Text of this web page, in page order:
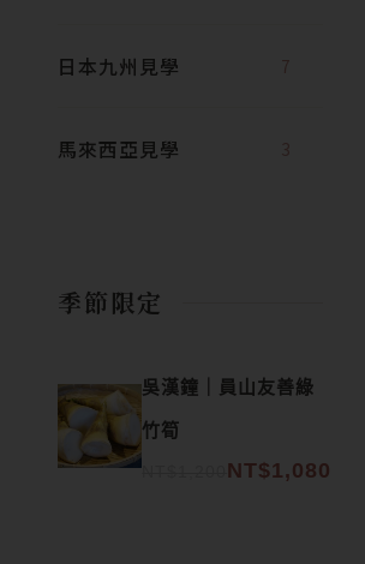
日本九州見學 7
馬來西亞見學 3
季節限定
吳漢鐘｜員山友善綠
竹筍
原始價格：NT$1,200。
NT$1,080
目前價格：NT$1,080。